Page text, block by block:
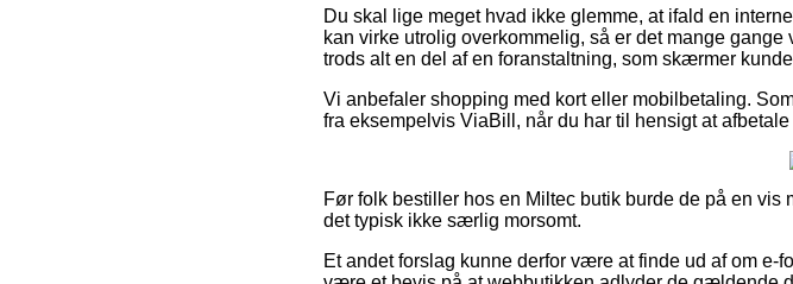
Du skal lige meget hvad ikke glemme, at ifald en
kan virke utrolig overkommelig, så er det mange
trods alt en del af en foranstaltning, som skærmer
Vi anbefaler shopping med kort eller mobilbetaling.
fra eksempelvis ViaBill, når du har til hensigt at
Før folk bestiller hos en Miltec butik burde de på en
det typisk ikke særlig morsomt.
Et andet forslag kunne derfor være at finde ud af om